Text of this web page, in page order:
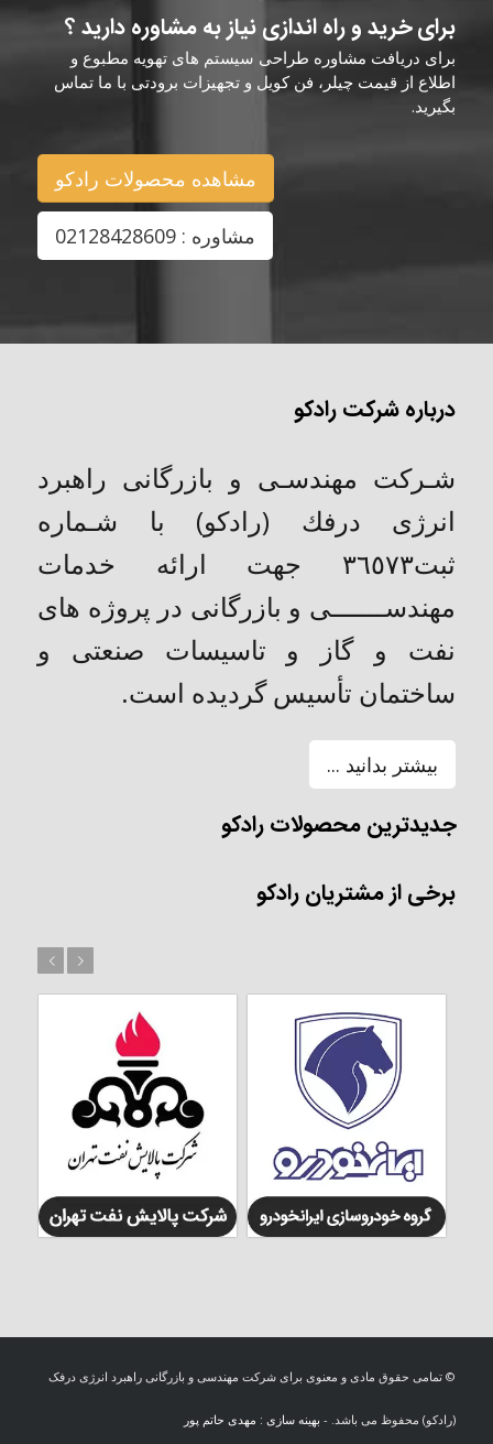
برای خرید و راه اندازی نیاز به مشاوره دارید ؟
برای دریافت مشاوره طراحی سیستم های تهویه مطبوع و
اطلاع از قیمت چیلر، فن کویل و تجهیزات برودتی با ما تماس
بگیرید.
مشاهده محصولات رادکو
مشاوره : 02128428609
درباره شرکت رادکو
شـركت مهندسـی و بازرگانی راهبرد
انرژی درفك (رادکو) با شـماره
ثبت٣٦٥٧٣ جهت ارائه خدمات
مهندســـــــی و بازرگانی در پروژه های
نفت و گاز و تاسیسات صنعتی و
ساختمان تأسیس گردیده است.
بیشتر بدانید ...
جدیدترین محصولات رادکو
برخی از مشتریان رادکو
© تمامی حقوق مادی و معنوی برای شرکت مهندسی و بازرگانی راهبرد انرژی درفک
(رادکو) محفوظ می باشد. - بهینه سازی : مهدی حاتم پور